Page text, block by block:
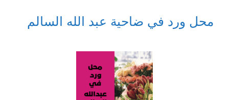
محل ورد في ضاحية عبد الله السالم